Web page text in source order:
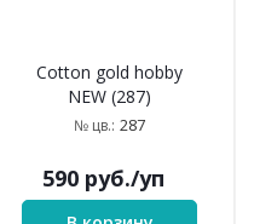
Cotton gold hobby
NEW (287)
№ цв.: 287
590 руб./уп